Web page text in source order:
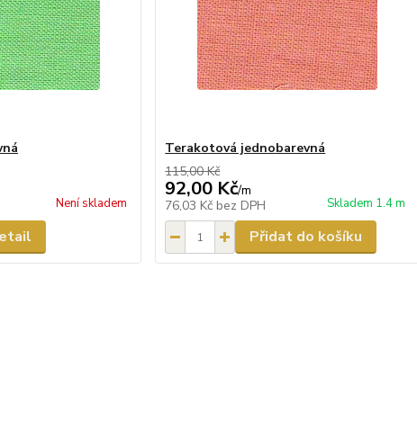
Není skladem
Terakotová jednobarevná
115,00 Kč
92,00 Kč/m
76,03 Kč bez DPH Skladem 1.4 m
Přidat do košíku